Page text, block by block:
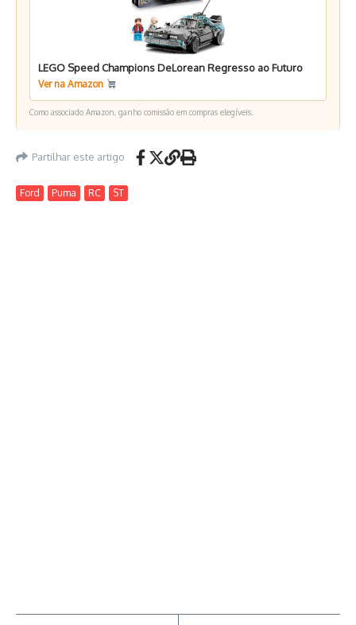
LEGO Speed Champions DeLorean Regresso ao Futuro
Ver na Amazon
Como associado Amazon, ganho comissão em compras elegíveis.
Partilhar este artigo
Ford Puma RC ST